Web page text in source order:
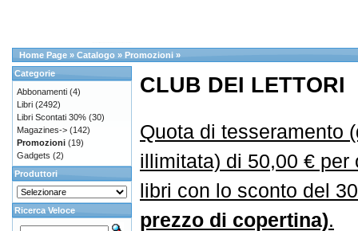
Home Page » Catalogo » Promozioni »
CLUB DEI LETTORI
Quota di tesseramento
illimitata) di 50,00 € per
libri con lo sconto del
prezzo di copertina).
Categorie
Abbonamenti (4)
Libri (2492)
Libri Scontati 30% (30)
Magazines-> (142)
Promozioni (19)
Gadgets (2)
Produttori
Ricerca Veloce